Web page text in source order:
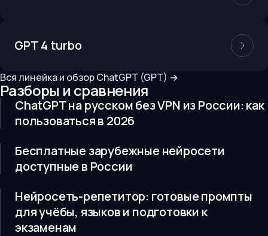
GPT 4 turbo
Вся линейка и обзорChatGPT (GPT) →
Разборы и сравнения
ChatGPT на русском без VPN из России: как
пользоваться в 2026
Бесплатные зарубежные нейросети
доступные в России
Нейросеть-репетитор: готовые промпты
для учёбы, языков и подготовки к
экзаменам